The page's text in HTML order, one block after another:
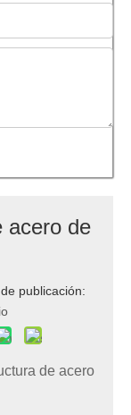
acero de
publicación:
de acero